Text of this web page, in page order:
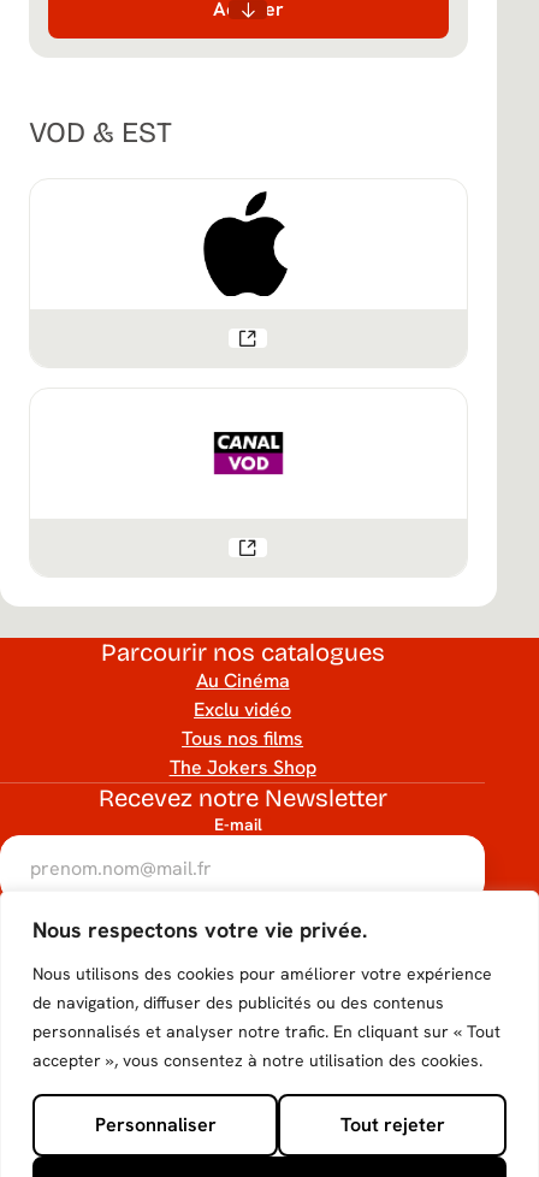
Nous respectons votre vie privée.
Nous utilisons des cookies pour améliorer votre expérience
de navigation, diffuser des publicités ou des contenus
personnalisés et analyser notre trafic. En cliquant sur « Tout
accepter », vous consentez à notre utilisation des cookies.
Personnaliser Tout rejeter
Acheter
VOD & EST
Parcourir nos catalogues
Au Cinéma
Exclu vidéo
Tous nos films
The Jokers Shop
Recevez notre Newsletter
E-mail
J’accepte que mon adresse e-mail soit utilisée conformément
à notre politique de confidentialité.
hCaptcha
S'inscrire
Suivez-nous
Accéder
au
compte
Tiktok
de The
Accéder
au
compte
Facebook
de The
Accéder
au
compte
Instagram
de The
Accéder
au
compte
Youtube
de The
Accéder
au
compte
X de
The
© 2026 - The Jokers Films
Mentions légales